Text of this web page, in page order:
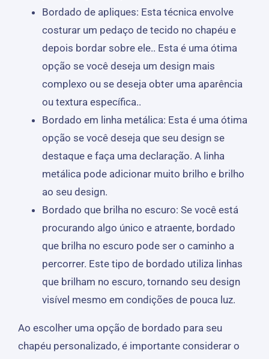
Bordado de apliques: Esta técnica envolve
costurar um pedaço de tecido no chapéu e
depois bordar sobre ele.. Esta é uma ótima
opção se você deseja um design mais
complexo ou se deseja obter uma aparência
ou textura específica..
Bordado em linha metálica: Esta é uma ótima
opção se você deseja que seu design se
destaque e faça uma declaração. A linha
metálica pode adicionar muito brilho e brilho
ao seu design.
Bordado que brilha no escuro: Se você está
procurando algo único e atraente, bordado
que brilha no escuro pode ser o caminho a
percorrer. Este tipo de bordado utiliza linhas
que brilham no escuro, tornando seu design
visível mesmo em condições de pouca luz.
Ao escolher uma opção de bordado para seu
chapéu personalizado, é importante considerar o